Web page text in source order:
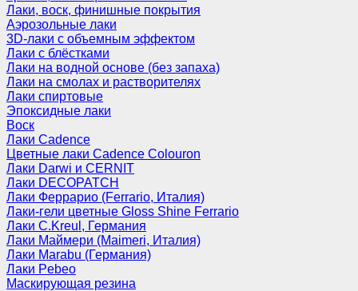
Лаки, воск, финишные покрытия
Аэрозольные лаки
3D-лаки с объемным эффектом
Лаки с блёстками
Лаки на водной основе (без запаха)
Лаки на смолах и растворителях
Лаки спиртовые
Эпоксидные лаки
Воск
Лаки Cadence
Цветные лаки Cadence Colouron
Лаки Darwi и CERNIT
Лаки DECOPATCH
Лаки Феррарио (Ferrario, Италия)
Лаки-гели цветные Gloss Shine Ferrario
Лаки C.Kreul, Германия
Лаки Маймери (Maimeri, Италия)
Лаки Marabu (Германия)
Лаки Pebeo
Маскирующая резина